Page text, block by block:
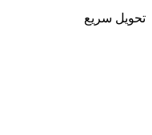
تحویل سریع